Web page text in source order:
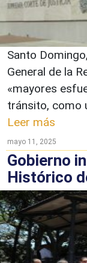
Santo
General de la
«mayores
tránsito, como
Leer más
mayo 11, 2025
Gobierno
Histórico